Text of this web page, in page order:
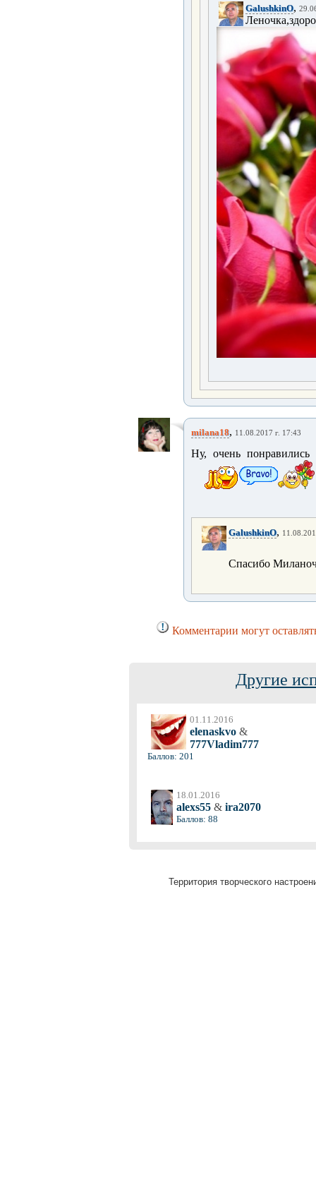
GalushkinO,
milana18, 11.08.2017 г. 17:43
Ну, очень
GalushkinO,
Спасибо
Комментарии могут
Другие
01.11.2016
elenaskvo &
777Vladim777
Баллов: 201
18.01.2016
alexs55 &ira2070
Баллов: 88
Территория творческого